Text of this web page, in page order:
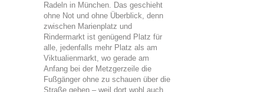
Radeln in München. Das geschieht
ohne Not und ohne Überblick, denn
zwischen Marienplatz und
Rindermarkt ist genügend Platz für
alle, jedenfalls mehr Platz als am
Viktualienmarkt, wo gerade am
Anfang bei der Metzgerzeile die
Fußgänger ohne zu schauen über die
Straße gehen – weil dort wohl auch